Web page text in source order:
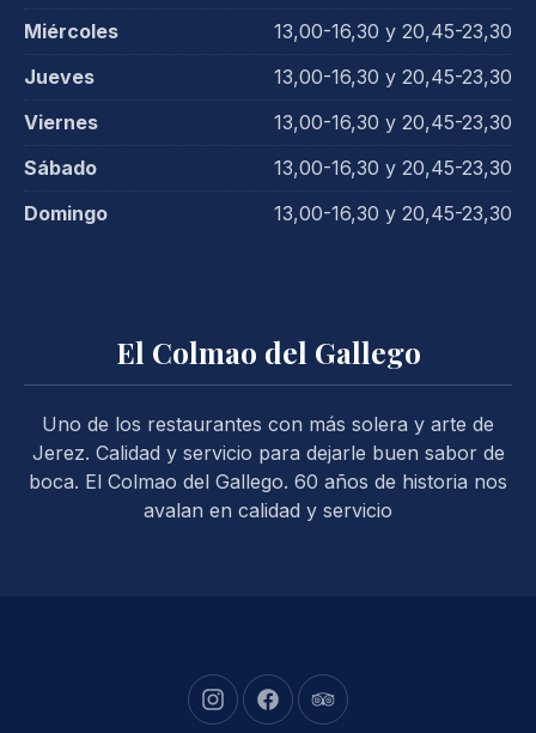
Miércoles
13,00-16,30 y 20,45-23,30
Jueves
13,00-16,30 y 20,45-23,30
Viernes
13,00-16,30 y 20,45-23,30
Sábado
13,00-16,30 y 20,45-23,30
Domingo
13,00-16,30 y 20,45-23,30
El Colmao del Gallego
Uno de los restaurantes con más solera y arte de
Jerez. Calidad y servicio para dejarle buen sabor de
boca. El Colmao del Gallego. 60 años de historia nos
avalan en calidad y servicio
New Window
New WindowNew Window